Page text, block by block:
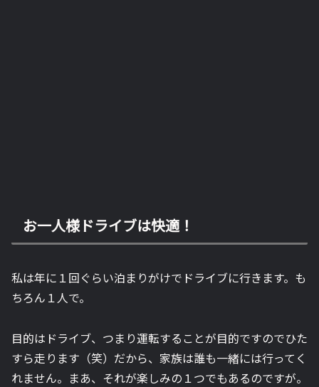
お一人様ドライブは快適！
私は年に１回ぐらい泊まりがけでドライブに行きます。も
ちろん１人で。
目的はドライブ、つまり運転することが目的ですのでひた
すら走ります（笑）だから、家族は誰も一緒には行ってく
れません。まあ、それが楽しみの１つでもあるのですが。